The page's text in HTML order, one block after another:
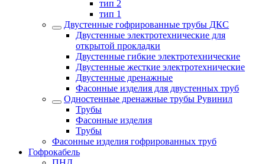
тип 2
тип 1
Двустенные гофрированные трубы ДКС
Двустенные электротехнические для
открытой прокладки
Двустенные гибкие электротехнические
Двустенные жесткие электротехнические
Двустенные дренажные
Фасонные изделия для двустенных труб
Одностенные дренажные трубы Рувинил
Трубы
Фасонные изделия
Трубы
Фасонные изделия гофрированных труб
Гофрокабель